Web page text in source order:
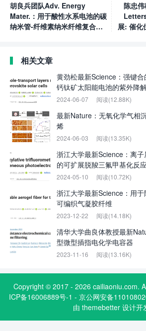
胡良兵团队Adv. Energy
Mater.：用于酸性水系电池的碳
纳米管-纤维素纳米纤维复合集
陈忠
展: 催化
相关文章
黄劲松最新Science：强键
钙钛矿太阳能电池的紫外降
2024-06-07 阅读(12.88K)
最新Nature：无氧化学气相
烯
2024-06-03 阅读(13.35K)
浙江大学最新Science：离
的可扩展脱羧三氟甲基化反
2024-05-10 阅读(10.72K)
浙江大学最新Science：用于
可编织气凝胶纤维
2023-12-22 阅读(14.18K)
清华大学曲良体教授最新
型微型插指电化学电容器
2023-11-16 阅读(13.16K)
Copyright © 2017 - 2026 cailiaoniu.com.
ICP备16006889号-1 - 京公网安备
由 themebetter设计开